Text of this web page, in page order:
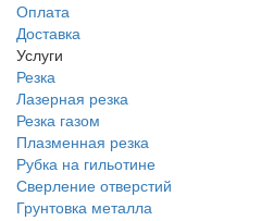
Оплата
Доставка
Услуги
Резка
Лазерная резка
Резка газом
Плазменная резка
Рубка на гильотине
Сверление отверстий
Грунтовка металла